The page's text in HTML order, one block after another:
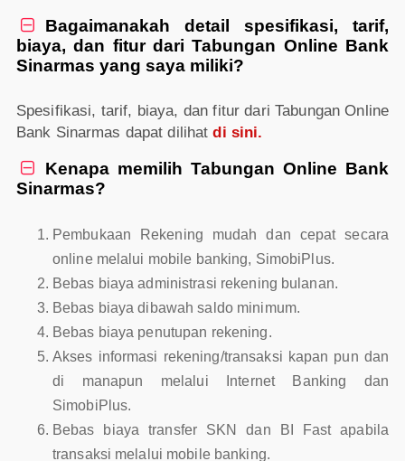

Bagaimanakah detail spesifikasi, tarif,
biaya, dan fitur dari Tabungan Online Bank
Sinarmas yang saya miliki?
Spesifikasi, tarif, biaya, dan fitur dari Tabungan Online
Bank Sinarmas dapat dilihatdi sini.

Kenapa memilih Tabungan Online Bank
Sinarmas?
Pembukaan Rekening mudah dan cepat secara
online melalui mobile banking, SimobiPlus.
Bebas biaya administrasi rekening bulanan.
Bebas biaya dibawah saldo minimum.
Bebas biaya penutupan rekening.
Akses informasi rekening/transaksi kapan pun dan
di manapun melalui Internet Banking dan
SimobiPlus.
Bebas biaya transfer SKN dan BI Fast apabila
transaksi melalui mobile banking.